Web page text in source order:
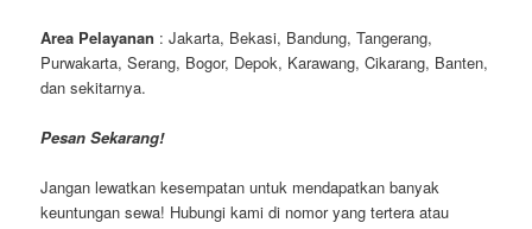
Area Pelayanan : Jakarta, Bekasi, Bandung, Tangerang,
Purwakarta, Serang, Bogor, Depok, Karawang, Cikarang, Banten,
dan sekitarnya.
Pesan Sekarang!
Jangan lewatkan kesempatan untuk mendapatkan banyak
keuntungan sewa! Hubungi kami di nomor yang tertera atau